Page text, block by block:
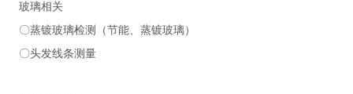
玻璃相关
〇蒸镀玻璃检测（节能、蒸镀玻璃）
〇头发线条测量